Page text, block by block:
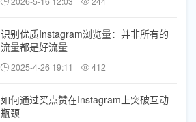
识别优质Instagram浏览量：并非所有的
流量都是好流量
2025-4-26 19:11 412
如何通过买点赞在Instagram上突破互动
瓶颈